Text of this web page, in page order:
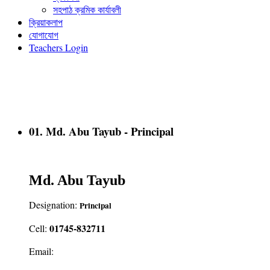
সহপাঠ ক্রমিক কার্যাবলী
ক্রিয়াকলাপ
যোগাযোগ
Teachers Login
01. Md. Abu Tayub - Principal
Md. Abu Tayub
Designation: Principal
Cell: 01745-832711
Email: